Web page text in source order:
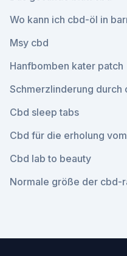
Wo kann ich cbd-öl in
Msy cbd
Hanfbomben kater patch
Schmerzlinderung durch
Cbd sleep tabs
Cbd für die erholung
Cbd lab to beauty
Normale größe der cbd-